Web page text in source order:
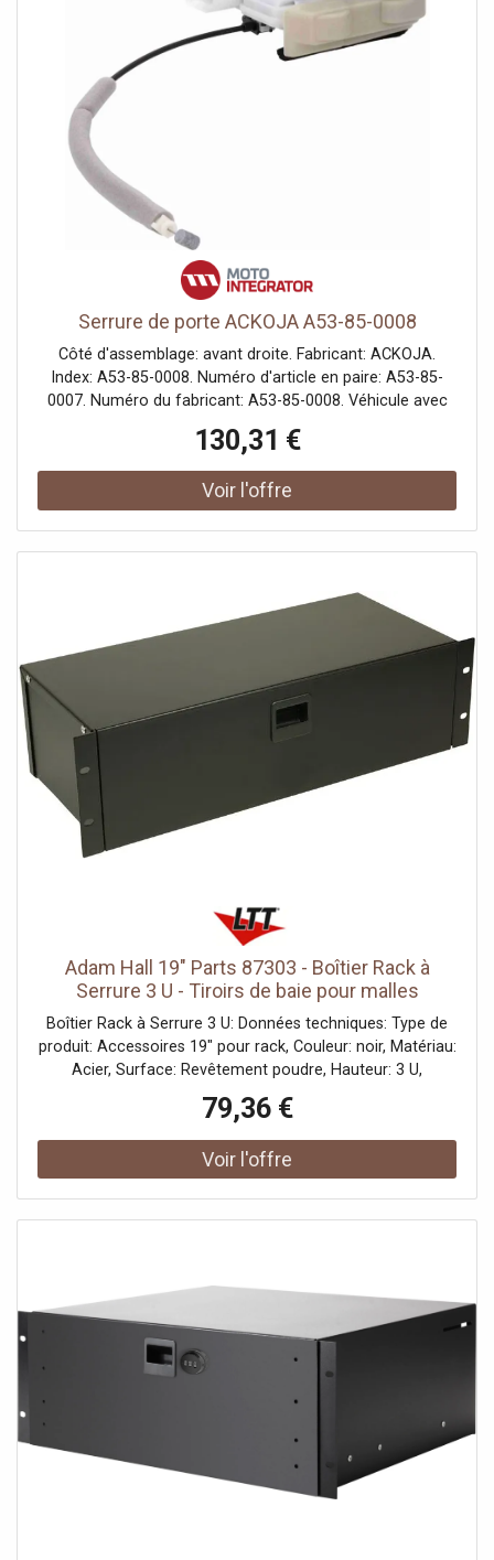
Serrure de porte ACKOJA A53-85-0008
Côté d'assemblage: avant droite. Fabricant: ACKOJA.
Index: A53-85-0008. Numéro d'article en paire: A53-85-
0007. Numéro du fabricant: A53-85-0008. Véhicule avec
direction à gauche.
130,31 €
Adam Hall 19" Parts 87303 - Boîtier Rack à
Serrure 3 U - Tiroirs de baie pour malles
Boîtier Rack à Serrure 3 U: Données techniques: Type de
produit: Accessoires 19" pour rack, Couleur: noir, Matériau:
Acier, Surface: Revêtement poudre, Hauteur: 3 U,
Profondeur: 200 mm, Poids: 5,25 kg
79,36 €